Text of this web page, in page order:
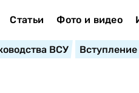
Статьи Фото и видео
ВСУ